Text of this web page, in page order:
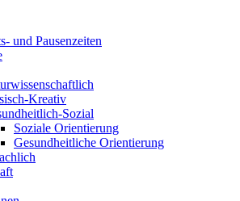
und Pausenzeiten
Kreativ
Sozial
Soziale Orientierung
Gesundheitliche Orientierung